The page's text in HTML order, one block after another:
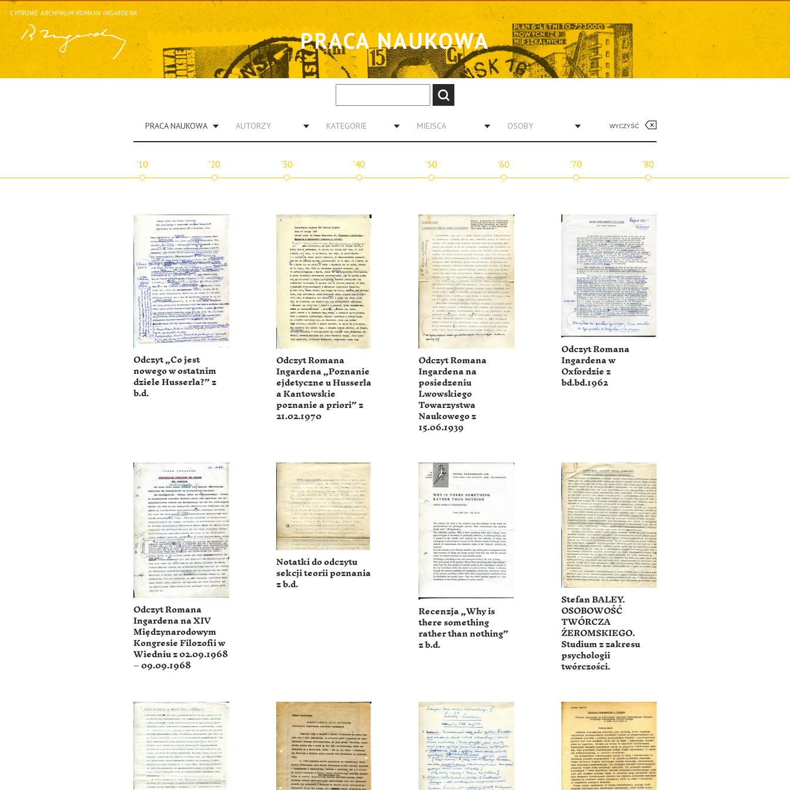
CYFROWE ARCHIWUM ROMANA INGARDENA
PRACA NAUKOWA
PRACA NAUKOWA AUTORZY KATEGORIE MIEJSCA OSOBY WYCZYŚĆ
'10 '20 '30 '40 '50 '60 '70 '80
Odczyt „Co jest
nowego w ostatnim
dziele Husserla?” z
b.d.
Odczyt Romana
Ingardena „Poznanie
ejdetyczne u Husserla
a Kantowskie
poznanie a priori” z
21.02.1970
Odczyt Romana
Ingardena na
posiedzeniu
Lwowskiego
Towarzystwa
Naukowego z
15.06.1939
Odczyt Romana
Ingardena w
Oxfordzie z
bd.bd.1962
Odczyt Romana
Ingardena na XIV
Międzynarodowym
Kongresie Filozofii w
Wiedniu z 02.09.1968
– 09.09.1968
Notatki do odczytu
sekcji teorii poznania
z b.d.
Recenzja „Why is
there something
rather than nothing”
z b.d.
Stefan BALEY.
OSOBOWOŚĆ
TWÓRCZA
ŻEROMSKIEGO.
Studium z zakresu
psychologii
twórczości.